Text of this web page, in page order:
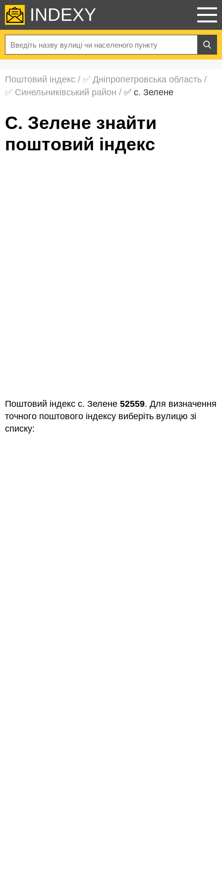
INDEXY
Поштовий індекс / ✅ Дніпропетровська область /
✅ Синельниківський район / ✅ с. Зелене
с. Зелене знайти
поштовий індекс
Поштовий індекс с. Зелене 52559. Для визначення
точного поштового індексу виберіть вулицю зі
списку: